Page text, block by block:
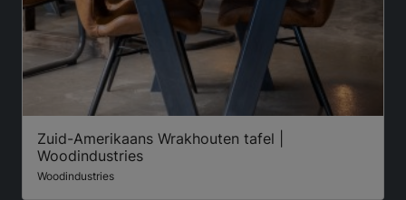
Zuid-Amerikaans Wrakhouten tafel |
Woodindustries
Woodindustries